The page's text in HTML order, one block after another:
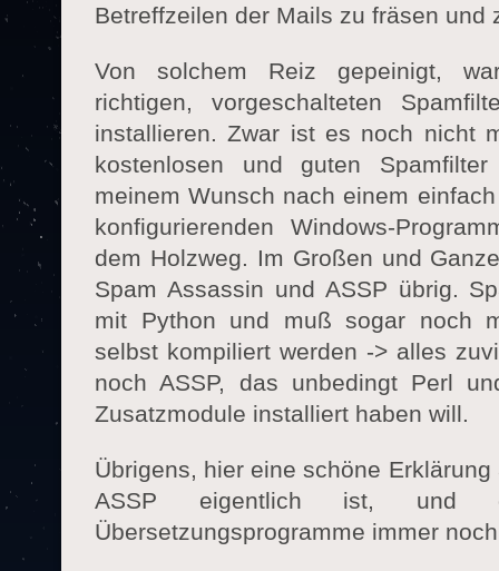
Betreffzeilen der Mails zu fräsen und
Von solchem Reiz gepeinigt,
richtigen, vorgeschalteten
installieren. Zwar ist es noch nicht
kostenlosen und guten
meinem Wunsch nach einem
konfigurierenden Windows-
dem Holzweg. Im Großen und
Spam Assassin und ASSP übrig.
mit Python und muß sogar noch
selbst kompiliert werden -> alles
noch ASSP, das unbedingt Perl
Zusatzmodule installiert haben will.
Übrigens, hier eine schöne
ASSP eigentlich ist, und
Übersetzungsprogramme immer